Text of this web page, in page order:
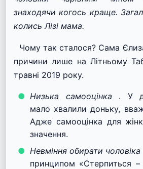
знаходячи когось краще.
колись Лізі мама.
Чому так сталося? Сама
причини лише на Літньому
травні 2019 року.
Низька самооцінка . У
мало хвалили доньку,
Адже самооцінка для
значення.
Невміння обирати чоловіка
принципом «Стерпиться –